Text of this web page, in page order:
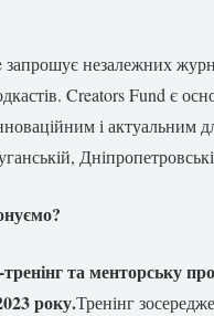
незалежних
Creators Fund є
і актуальним
та менторську
року.Тренінг